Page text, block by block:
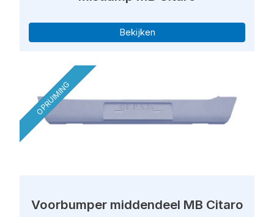
Bekijken
OPRUIMING
Voorbumper middendeel MB Citaro